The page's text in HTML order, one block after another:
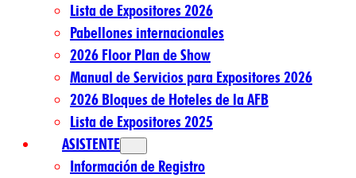
Lista de Expositores 2026
Pabellones internacionales
2026 Floor Plan de Show
Manual de Servicios para Expositores 2026
2026 Bloques de Hoteles de la AFB
Lista de Expositores 2025
ASISTENTE
Información de Registro